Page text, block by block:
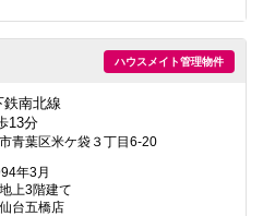
ハウスメイト管理物件
鉄南北線
13分
青葉区米ケ袋３丁目6-20
年3月
上3階建て
台五橋店